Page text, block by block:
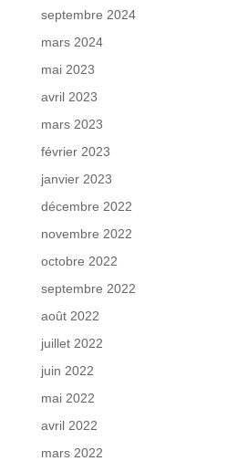
septembre 2024
mars 2024
mai 2023
avril 2023
mars 2023
février 2023
janvier 2023
décembre 2022
novembre 2022
octobre 2022
septembre 2022
août 2022
juillet 2022
juin 2022
mai 2022
avril 2022
mars 2022